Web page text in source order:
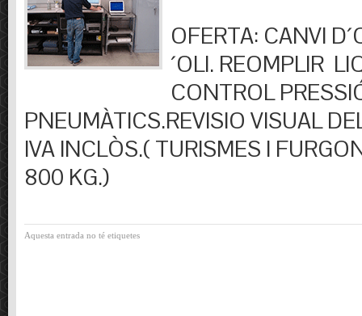
OFERTA: CANVI
´OLI. REOMPLIR
CONTROL
PNEUMÀTICS.REVISIO VISUAL
IVA INCLÒS.( TURISMES I
800 KG.)
Aquesta entrada no té etiquetes